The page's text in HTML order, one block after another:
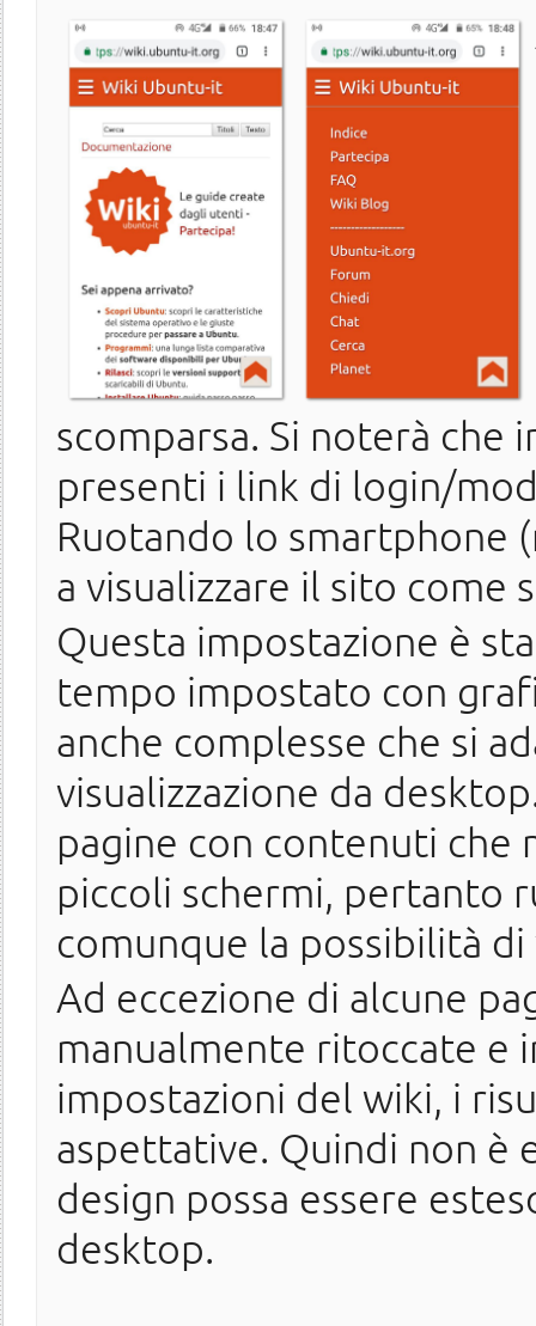
scomparsa. Si noterà che
presenti i link di login/
Ruotando lo smartphone
a visualizzare il sito come
Questa impostazione è
tempo impostato con
anche complesse che si
visualizzazione da
pagine con contenuti che
piccoli schermi, pertanto
comunque la possibilità
Ad eccezione di alcune
manualmente ritoccate e
impostazioni del wiki, i
aspettative. Quindi non è
design possa essere
desktop.